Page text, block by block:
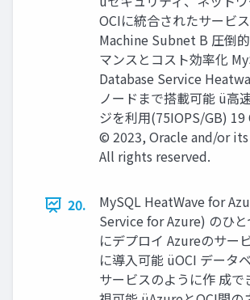
OCIに統合されたサービ
Machine Subnet B 圧倒
マンスとコスト効率化
Database Service
ノードまで搭載可能 ü⾼
ジを利⽤(75IOPS/GB)
© 2023, Oracle and/or
All rights reserved.
20.
MySQL HeatWave for
Service for Azure) のひ
にデプロイ Azureのサー
に導⼊可能 üOCI データ
サービスのように作 成